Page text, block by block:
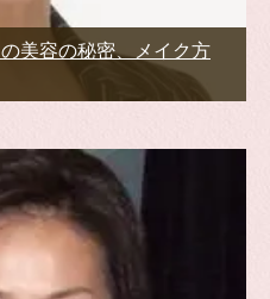
美容の秘密、メイク方